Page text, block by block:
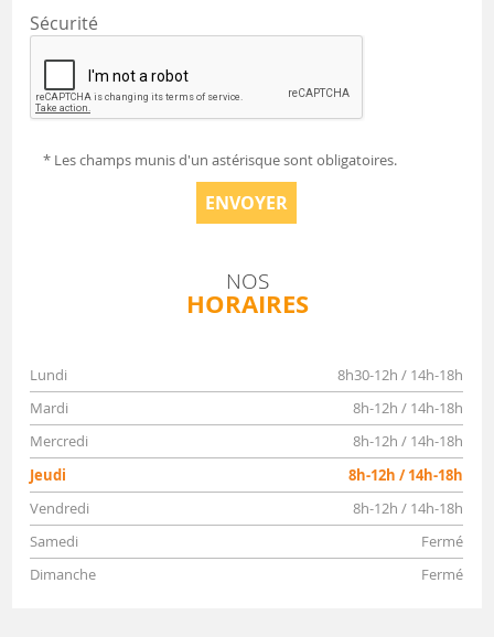
Sécurité
* Les champs munis d'un astérisque sont obligatoires.
ENVOYER
NOS
HORAIRES
Lundi
8h30-12h / 14h-18h
Mardi
8h-12h / 14h-18h
Mercredi
8h-12h / 14h-18h
Jeudi 8h-12h / 14h-18h
Vendredi
8h-12h / 14h-18h
Samedi
Fermé
Dimanche
Fermé